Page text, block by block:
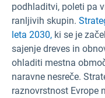
podhladitvi, poleti pa
ranljivih skupin.
leta 2030, ki se je
sajenje dreves in
ohladiti mestna
naravne nesreče.
raznovrstnost Evrope